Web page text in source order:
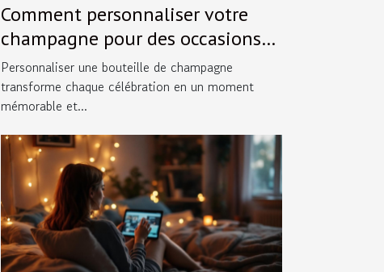
Comment personnaliser votre
champagne pour des occasions
spéciales ?
Personnaliser une bouteille de champagne
transforme chaque célébration en un moment
mémorable et...